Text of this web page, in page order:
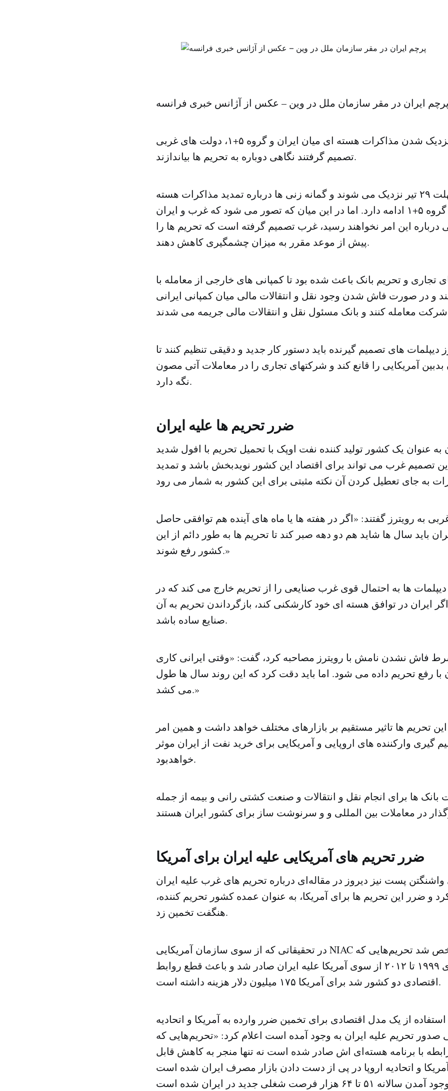
ایران در مقر سازمان ملل در وین – عکس از آژانس خبری فرانسه
همزمان به نزدیک شدن مذاکرات هسته ای میان ایران و گروه ۵+۱، دولت های غربی
تصمیم گرفتند نگاهی دوباره به تحریم ها بیاندازند.
مذاکرات به مهلت ۲۹ تیر نزدیک می شوند و گمانه زنی ها درباره تمدید مذاکرات هسته
ای میان ایران و گروه ۵+۱ ادامه دارد. اما در این میان که تصور می شود که غرب و ایران
این امر نخواهند رسید، غرب تصمیم گرفته است که تحریم ها را
پیش از موعد مقرر به میزان چشمگیری کاهش دهند.
تجاری و تحریم بانک باعث شده بود تا کمپانی های خارجی از معامله با
و در صورت فاش شدن وجود نقل و انتقالات مالی میان کمپانی ایرانی
دیپلمات های تصمیم گیرنده باید دستور کار جدید و دقیقی تنظیم کنند تا
بدبین آمریکایی را قانع کند و شرکتهای تجاری را در معاملات آتی مصون
نگه دارد.
ضرر تحریم ها علیه ایران
به عنوان یک کشور تولید کننده نفت اوپک با تحمیل تحریم با افول شدید
تصمیم غرب می تواند برای اقتصاد این کشور نویدبخش باشد و تمدید
به رویترز گفتند: «اگر در هفته ها یا ماه های آینده هم توافقی حاصل
باید سال ها شاید هم دو دهه صبر کند تا تحریم ها به طور دائم از این
کشور رفع شوند.»
دیپلمات ها به احتمال قوی غرب صنایعی را از تحریم خارج می کند که در
ایران در توافق هسته ای خود کارشکنی کند، بازگرداندن تحریم به آن
صنایع ساده باشد.
فاش نشدن نامش با رویترز مصاحبه کرد، گفت: «وقتی ایرانی کاری
با رفع تحریم داده می شود. اما باید دقت کرد که این روند سال ها طول
می کشد.»
تحریم ها تاثیر مستقیم بر بازارهای مختلف خواهد داشت و همین امر
گیری وارکننده های اروپایی و آمریکایی برای خرید نفت از ایران موثر
خواهدبود.
بانک ها برای انجام نقل و انتقالات و صنعت کشتی رانی و بیمه از جمله
ضرر تحریم های آمریکایی علیه ایران برای آمریکا
واشنگتن پست نیز دیروز در مقاله‌ای درباره تحریم های غرب علیه ایران
و ضرر این تحریم ها برای آمریکا، به عنوان عمده کشور تحریم کننده،
هنگفت تخمین زد.
در تحقیقاتی که از سوی سازمان آمریکایی NIAC به عمل آمد مشخص شد تحریم‌هایی که
در بین سال‌های ۱۹۹۹ تا ۲۰۱۲ از سوی آمریکا علیه ایران صادر شد و باعث قطع روابط
اقتصادی دو کشور شد برای آمریکا ۱۷۵ میلیون دلار هزینه داشته است.
از یک مدل اقتصادی برای تخمین ضرر وارده به آمریکا و اتحادیه
صدور تحریم علیه ایران به وجود آمده است اعلام کرد:‌ «تحریم‌هایی که
با برنامه هسته‌ای اش صادر شده است نه تنها منجر به کاهش قابل
و اتحادیه اروپا در پی از دست دادن بازار مصرف ایران شده است